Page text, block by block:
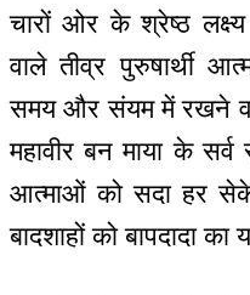
चारों ओर के श्रेष्ठ
वाले तीव्र पुरुषार्थी
समय और संयम में रखने
महावीर बन माया के
आत्माओं को सदा हर
बादशाहों को बापदादा